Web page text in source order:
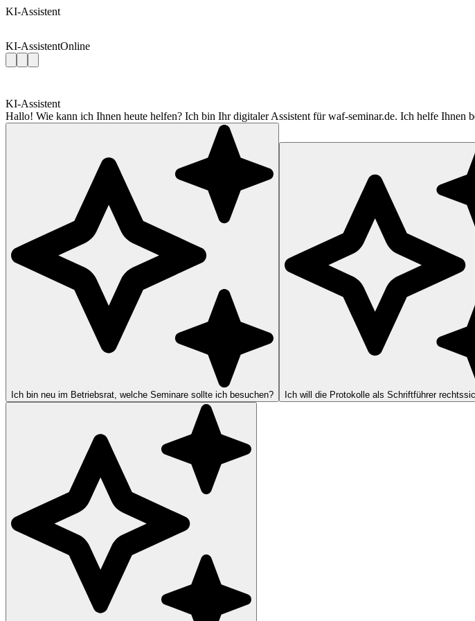
KI-Assistent
KI-AssistentOnline
KI-Assistent
Hallo! Wie kann ich Ihnen heute helfen? Ich bin Ihr digitaler Assistent für waf-seminar.de. Ich helfe
Ich bin neu im Betriebsrat, welche Seminare sollte ich besuchen? Ich will die Protokolle als Schriftführer